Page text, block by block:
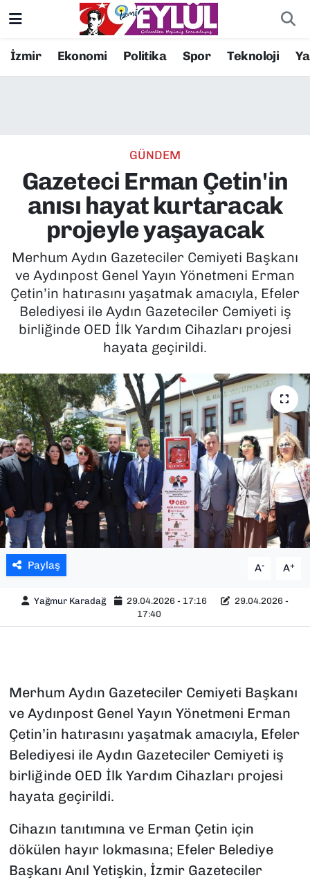
İzmir Ekonomi Politika Spor Teknoloji
GÜNDEM
Gazeteci Erman Çetin'in
anısı hayat kurtaracak
projeyle yaşayacak
Merhum Aydın Gazeteciler Cemiyeti Başkanı
ve Aydınpost Genel Yayın Yönetmeni Erman
Çetin’in hatırasını yaşatmak amacıyla, Efeler
Belediyesi ile Aydın Gazeteciler Cemiyeti iş
birliğinde OED İlk Yardım Cihazları projesi
hayata geçirildi.
Paylaş A- A+
Yağmur Karadağ 29.04.2026 - 17:16
29.04.2026 -
17:40
Merhum Aydın Gazeteciler Cemiyeti Başkanı
ve Aydınpost Genel Yayın Yönetmeni Erman
Çetin’in hatırasını yaşatmak amacıyla, Efeler
Belediyesi ile Aydın Gazeteciler Cemiyeti iş
birliğinde OED İlk Yardım Cihazları projesi
hayata geçirildi.
Cihazın tanıtımına ve Erman Çetin için
dökülen hayır lokmasına; Efeler Belediye
Başkanı Anıl Yetişkin, İzmir Gazeteciler
Resmi İlanlar
EKONOMİ
KÜLTÜR SANAT
MAGAZİN
POLİTİKA
SAĞLIK
SPOR
TEKNOLOJİ
YAŞAM
YEREL YÖNETİMLER
Konak Nöbetçi Eczaneler
Süper Lig Puan Durumu ve Fikstür
Tüm Manşetler
Son Dakika Haberleri
Haber Arşivi